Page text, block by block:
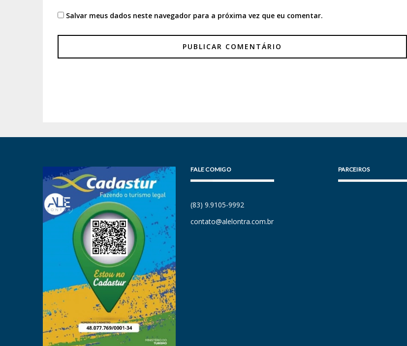
Salvar meus dados neste navegador para a próxima vez que eu comentar.
FALE COMIGO
(83) 9.9105-9992
contato@alelontra.com.br
PARCEIROS